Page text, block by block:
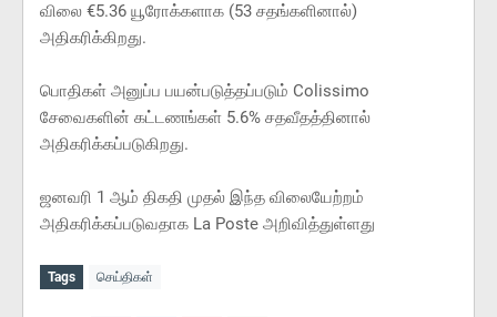
விலை €5.36 யூரோக்களாக (53 சதங்களினால்)
அதிகரிக்கிறது.
பொதிகள் அனுப்ப பயன்படுத்தப்படும் Colissimo
சேவைகளின் கட்டணங்கள் 5.6% சதவீதத்தினால்
அதிகரிக்கப்படுகிறது.
ஜனவரி 1 ஆம் திகதி முதல் இந்த விலையேற்றம்
அதிகரிக்கப்படுவதாக La Poste அறிவித்துள்ளது
Tags செய்திகள்